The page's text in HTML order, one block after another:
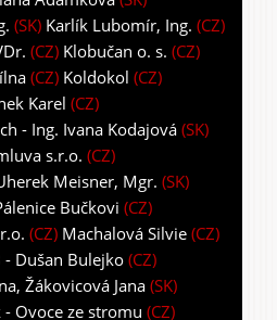
(SK) Karlík Lubomír, Ing. (CZ)
(CZ) Klobučan o. s. (CZ)
(CZ) Koldokol (CZ)
Karel (CZ)
- Ing. Ivana Kodajová(SK)
s.r.o. (CZ)
Meisner, Mgr. (SK)
Bučkovi (CZ)
(CZ) Machalová Silvie (CZ)
- Dušan Bulejko (CZ)
Žákovicová Jana (SK)
Ovoce ze stromu (CZ)